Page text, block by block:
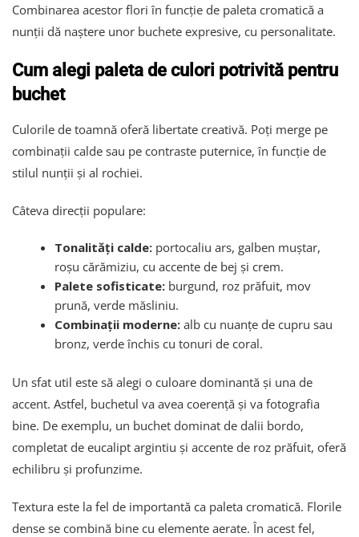
Combinarea acestor flori în funcție de paleta cromatică a
nunții dă naștere unor buchete expresive, cu personalitate.
Cum alegi paleta de culori potrivită pentru
buchet
Culorile de toamnă oferă libertate creativă. Poți merge pe
combinații calde sau pe contraste puternice, în funcție de
stilul nunții și al rochiei.
Câteva direcții populare:
Tonalități calde: portocaliu ars, galben muștar,
roșu cărămiziu, cu accente de bej și crem.
Palete sofisticate: burgund, roz prăfuit, mov
prună, verde măsliniu.
Combinații moderne: alb cu nuanțe de cupru sau
bronz, verde închis cu tonuri de coral.
Un sfat util este să alegi o culoare dominantă și una de
accent. Astfel, buchetul va avea coerență și va fotografia
bine. De exemplu, un buchet dominat de dalii bordo,
completat de eucalipt argintiu și accente de roz prăfuit, oferă
echilibru și profunzime.
Textura este la fel de importantă ca paleta cromatică. Florile
dense se combină bine cu elemente aerate. În acest fel,